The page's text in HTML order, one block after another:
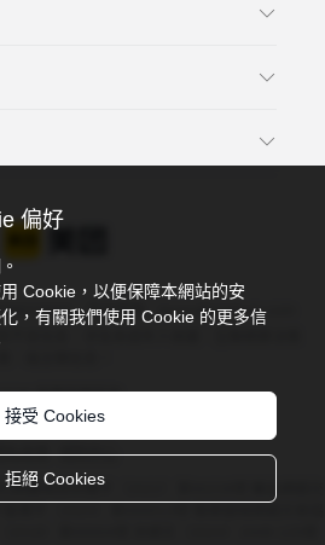
偏好
Cookie，以便保障本網站的安
，有關我們使用 Cookie 的更多信
接受 Cookies
拒絕 Cookies
，投訴郵箱：tousu@meituan.com
不良信息，涉及未成年人保護、互聯網算法推
美團版權所有
京公網安備 11000002002052號
私政策 規則中心
)網藥械資訊備字（2022）第00228號 藥品網絡交